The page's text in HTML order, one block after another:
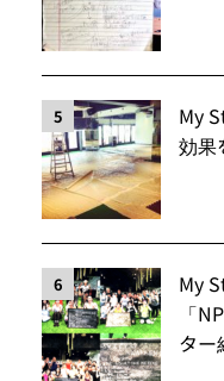
5
My
効果
6
My
「
ター